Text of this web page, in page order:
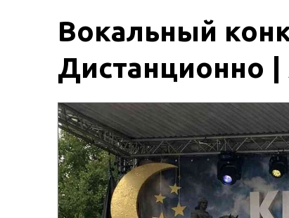
Вокальный
Дистанционно |